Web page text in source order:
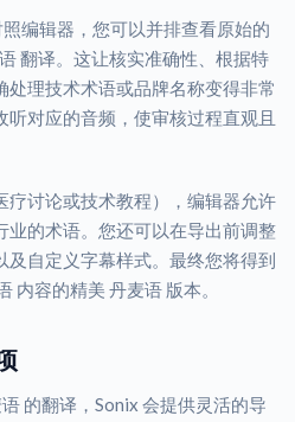
编辑器，您可以并排查看原始的
翻译。这让核实准确性、根据特
处理技术术语或品牌名称变得非常
对应的音频，使审核过程直观且
疗讨论或技术教程），编辑器允许
业的术语。您还可以在导出前调整
及自定义字幕样式。最终您将得到
内容的精美 丹麦语 版本。
的翻译，Sonix 会提供灵活的导